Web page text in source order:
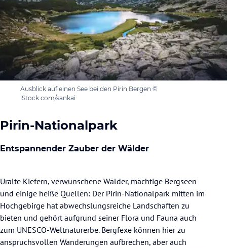
Ausblick auf einen See bei den Pirin Bergen ©
iStock.com/sankai
Pirin-Nationalpark
Entspannender Zauber der Wälder
Uralte Kiefern, verwunschene Wälder, mächtige Bergseen
und einige heiße Quellen: Der Pirin-Nationalpark mitten im
Hochgebirge hat abwechslungsreiche Landschaften zu
bieten und gehört aufgrund seiner Flora und Fauna auch
zum UNESCO-Weltnaturerbe. Bergfexe können hier zu
anspruchsvollen Wanderungen aufbrechen, aber auch